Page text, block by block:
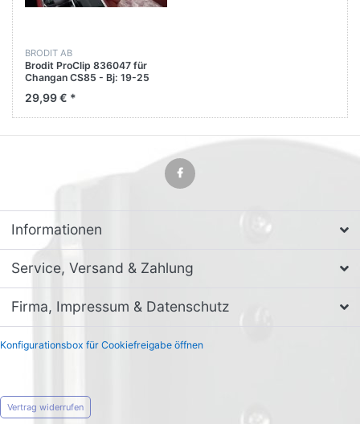
BRODIT AB
Brodit ProClip 836047 für
Changan CS85 - Bj: 19-25
29,99 € *
Informationen
Service, Versand & Zahlung
Firma, Impressum & Datenschutz
Konfigurationsbox für Cookiefreigabe öffnen
Vertrag widerrufen